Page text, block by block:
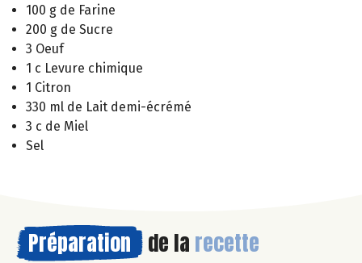
100 g de Farine
200 g de Sucre
3 Oeuf
1 c Levure chimique
1 Citron
330 ml de Lait demi-écrémé
3 c de Miel
Sel
Préparation de la recette